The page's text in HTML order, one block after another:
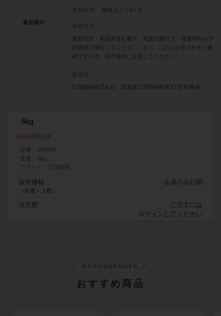
食品表示
製造日より3ヶ月
直射日光・高温多湿を避け、気温20度以下・湿度65%以下
の環境で保存してください。また、においが移りやすい食
材ですので、保存場所に注意してください。
江別製粉株式会社 北海道江別市緑町東3丁目91番地
5kg
軽減税率対象
品番
980099
5kg
ブランド
江別製粉
販売価格
（単価 × 入数）
会員のみ公開
注文数
ご注文には
ログイン してください
おすすめ商品